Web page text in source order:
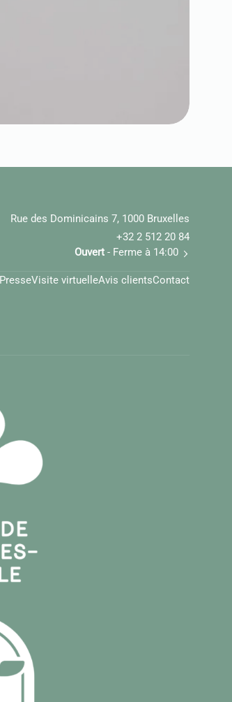
Rue des Dominicains 7, 1000 Bruxelles
+32 2 512 20 84
Ouvert- Ferme à 14:00
PresseVisite virtuelleAvis clientsContact